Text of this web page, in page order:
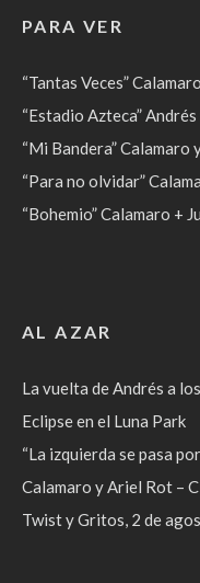
PARA VER
“Tantas Veces”
“Estadio Azteca”
“Mi Bandera” Calamaro
“Para no olvidar”
“Bohemio” Calamaro +
AL AZAR
La vuelta de Andrés a
Eclipse en el Luna Park
“La izquierda se pasa
Calamaro y Ariel Rot –
Twist y Gritos, 2 de